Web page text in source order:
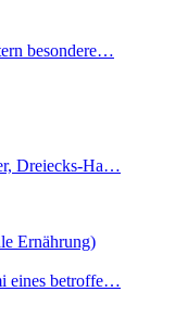
besondere…
Dreiecks-Ha…
Ernährung)
eines betroffe…